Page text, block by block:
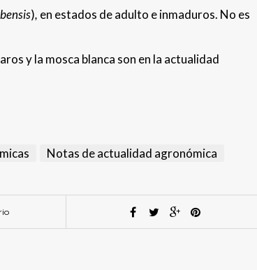
), en estados de adulto e inmaduros. No es
y la mosca blanca son en la actualidad
Notas de actualidad agronómica